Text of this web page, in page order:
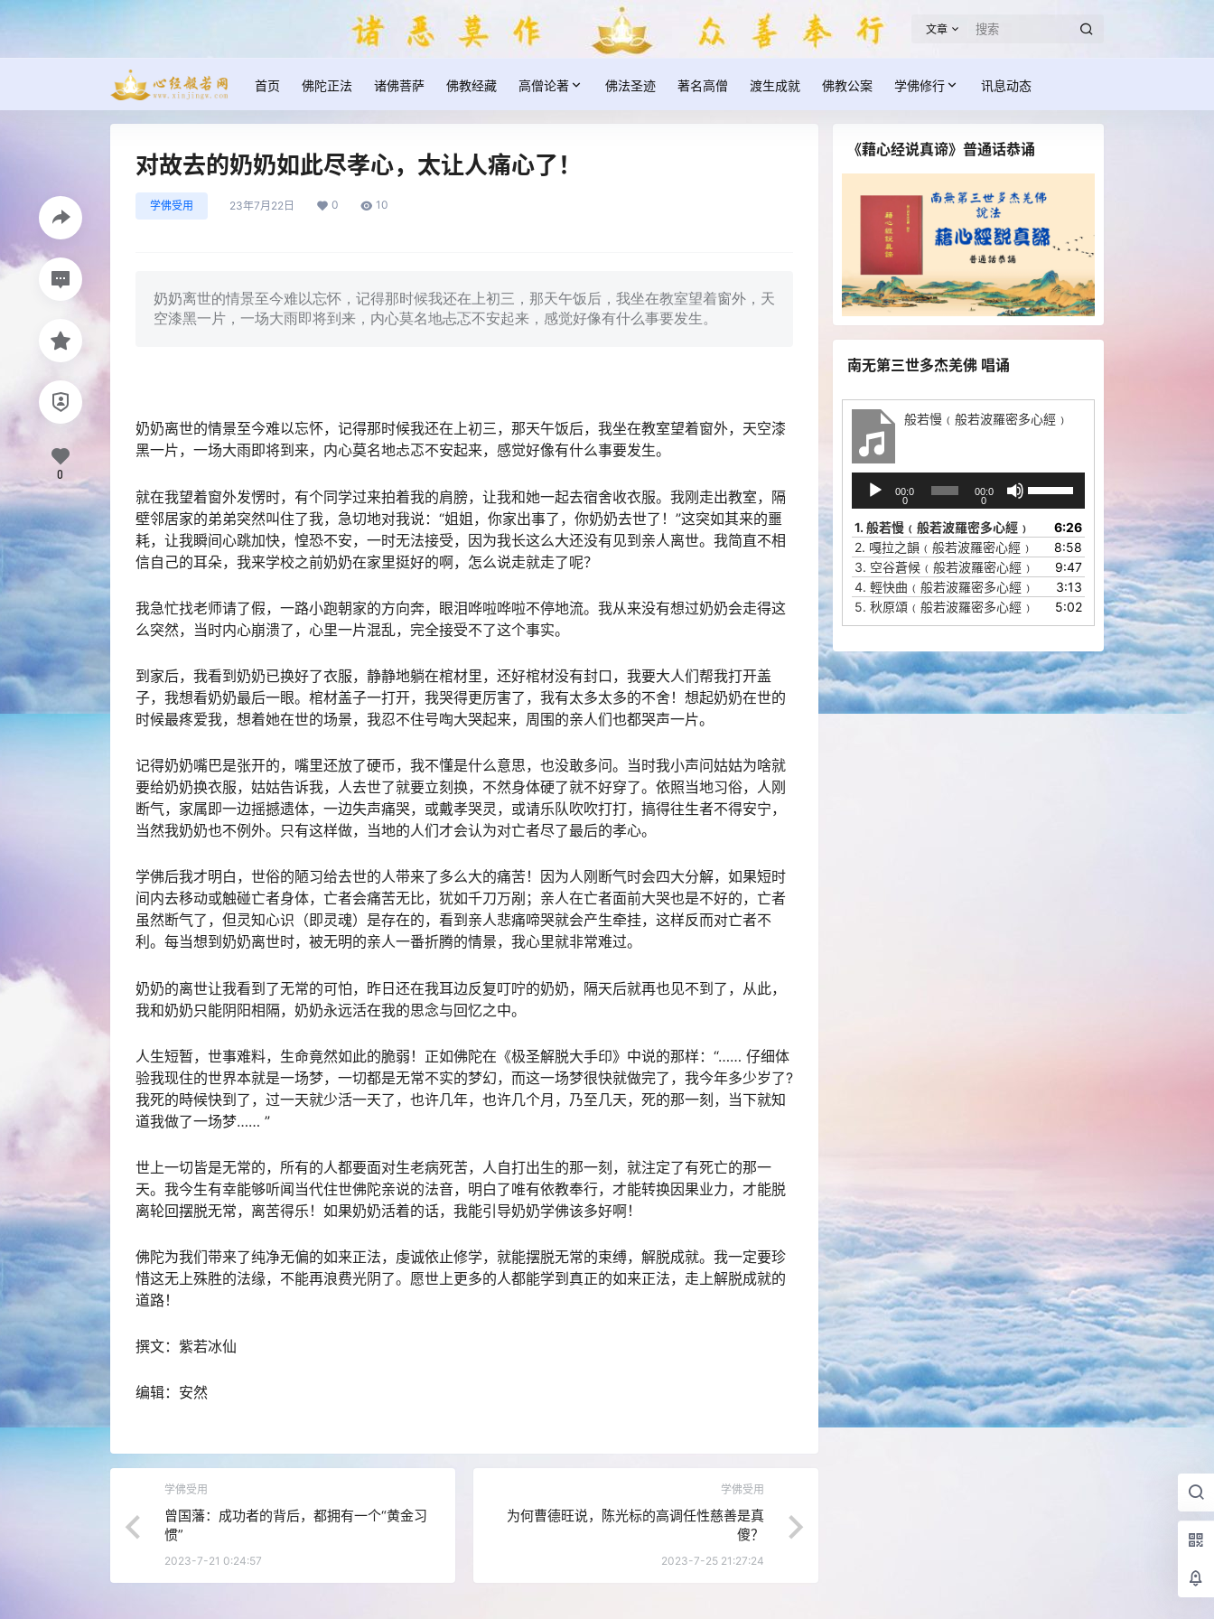
文章
首页 佛陀正法 诸佛菩萨 佛教经藏 高僧论著 佛法圣迹 著名高僧 渡生成就 佛教公案 学佛修行 讯息动态
对故去的奶奶如此尽孝心，太让人痛心了！
学佛受用 23年7月22日 0 10
奶奶离世的情景至今难以忘怀，记得那时候我还在上初三，那天午饭后，我坐在教室望着窗外，天
空漆黑一片，一场大雨即将到来，内心莫名地忐忑不安起来，感觉好像有什么事要发生。
奶奶离世的情景至今难以忘怀，记得那时候我还在上初三，那天午饭后，我坐在教室望着窗外，天空漆
黑一片，一场大雨即将到来，内心莫名地忐忑不安起来，感觉好像有什么事要发生。
就在我望着窗外发愣时，有个同学过来拍着我的肩膀，让我和她一起去宿舍收衣服。我刚走出教室，隔
壁邻居家的弟弟突然叫住了我，急切地对我说：“姐姐，你家出事了，你奶奶去世了！”这突如其来的噩
耗，让我瞬间心跳加快，惶恐不安，一时无法接受，因为我长这么大还没有见到亲人离世。我简直不相
信自己的耳朵，我来学校之前奶奶在家里挺好的啊，怎么说走就走了呢？
我急忙找老师请了假，一路小跑朝家的方向奔，眼泪哗啦哗啦不停地流。我从来没有想过奶奶会走得这
么突然，当时内心崩溃了，心里一片混乱，完全接受不了这个事实。
到家后，我看到奶奶已换好了衣服，静静地躺在棺材里，还好棺材没有封口，我要大人们帮我打开盖
子，我想看奶奶最后一眼。棺材盖子一打开，我哭得更厉害了，我有太多太多的不舍！想起奶奶在世的
时候最疼爱我，想着她在世的场景，我忍不住号啕大哭起来，周围的亲人们也都哭声一片。
记得奶奶嘴巴是张开的，嘴里还放了硬币，我不懂是什么意思，也没敢多问。当时我小声问姑姑为啥就
要给奶奶换衣服，姑姑告诉我，人去世了就要立刻换，不然身体硬了就不好穿了。依照当地习俗，人刚
断气，家属即一边摇撼遗体，一边失声痛哭，或戴孝哭灵，或请乐队吹吹打打，搞得往生者不得安宁，
当然我奶奶也不例外。只有这样做，当地的人们才会认为对亡者尽了最后的孝心。
学佛后我才明白，世俗的陋习给去世的人带来了多么大的痛苦！因为人刚断气时会四大分解，如果短时
间内去移动或触碰亡者身体，亡者会痛苦无比，犹如千刀万剐；亲人在亡者面前大哭也是不好的，亡者
虽然断气了，但灵知心识（即灵魂）是存在的，看到亲人悲痛啼哭就会产生牵挂，这样反而对亡者不
利。每当想到奶奶离世时，被无明的亲人一番折腾的情景，我心里就非常难过。
奶奶的离世让我看到了无常的可怕，昨日还在我耳边反复叮咛的奶奶，隔天后就再也见不到了，从此，
我和奶奶只能阴阳相隔，奶奶永远活在我的思念与回忆之中。
人生短暂，世事难料，生命竟然如此的脆弱！正如佛陀在《极圣解脱大手印》中说的那样：“…… 仔细体
验我现住的世界本就是一场梦，一切都是无常不实的梦幻，而这一场梦很快就做完了，我今年多少岁了?
我死的時候快到了，过一天就少活一天了，也许几年，也许几个月，乃至几天，死的那一刻，当下就知
道我做了一场梦…… ”
世上一切皆是无常的，所有的人都要面对生老病死苦，人自打出生的那一刻，就注定了有死亡的那一
天。我今生有幸能够听闻当代住世佛陀亲说的法音，明白了唯有依教奉行，才能转换因果业力，才能脱
离轮回摆脱无常，离苦得乐！如果奶奶活着的话，我能引导奶奶学佛该多好啊！
佛陀为我们带来了纯净无偏的如来正法，虔诚依止修学，就能摆脱无常的束缚，解脱成就。我一定要珍
惜这无上殊胜的法缘，不能再浪费光阴了。愿世上更多的人都能学到真正的如来正法，走上解脱成就的
道路！
撰文：紫若冰仙
编辑：安然
0
学佛受用
曾国藩：成功者的背后，都拥有一个“黄金习
惯”
2023-7-21 0:24:57
学佛受用
为何曹德旺说，陈光标的高调任性慈善是真
傻？
2023-7-25 21:27:24
《藉心经说真谛》普通话恭诵
南无第三世多杰羌佛 唱诵
般若慢﹙般若波羅密多心經﹚
播
放
器
00:0
0
00:0
0
/
下
箭
头
键
增
高
或
降
1. 般若慢﹙般若波羅密多心經﹚
6:26
2. 嘎拉之韻﹙般若波羅密心經﹚
8:58
3. 空谷蒼候﹙般若波羅密心經﹚
9:47
4. 輕快曲﹙般若波羅密多心經﹚
3:13
5. 秋原頌﹙般若波羅密多心經﹚ 5:02